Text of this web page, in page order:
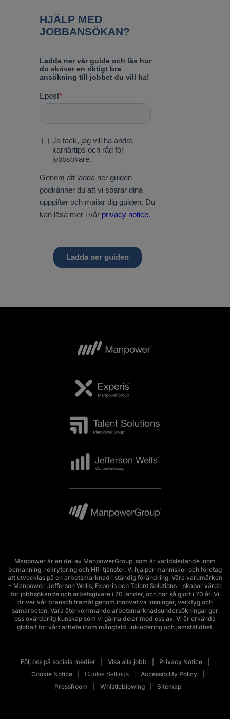
Manpower är en del av ManpowerGroup, som är världsledande inom
bemanning, rekrytering och HR-tjänster. Vi hjälper människor och företag
att utvecklas på en arbetsmarknad i ständig förändring. Våra varumärken
- Manpower, Jefferson Wells, Experis och Talent Solutions - skapar värde
för jobbsökande och arbetsgivare i 70 länder, och har så gjort i 70 år. Vi
driver vår bransch framåt genom innovativa lösningar, verktyg och
samarbeten. Våra återkommande arbetsmarknadsundersökningar ger
oss ovärderlig kunskap som vi gärna delar med oss av. Vi är erkända
globalt för vårt arbete inom mångfald, inkludering och jämställdhet.
Följ oss på sociala medier Visa alla jobb
Privacy Notice
Cookie Notice
Cookie Settings
Accessibility Policy
PressRoom
Whistleblowing Sitemap